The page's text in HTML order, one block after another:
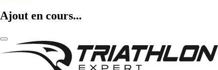
Ajout en cours...